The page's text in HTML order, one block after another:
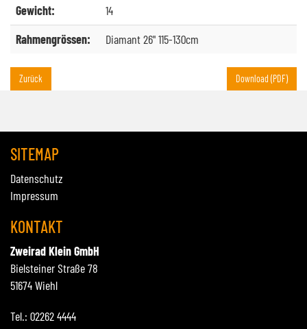
Gewicht:
14
Rahmengrössen:
Diamant 26" 115-130cm
Zurück Download (PDF)
SITEMAP
Datenschutz
Impressum
KONTAKT
Zweirad Klein GmbH
Bielsteiner Straße 78
51674 Wiehl
Tel.: 02262 4444